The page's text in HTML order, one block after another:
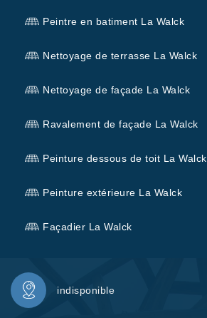
Peintre en batiment La Walck
Nettoyage de terrasse La Walck
Nettoyage de façade La Walck
Ravalement de façade La Walck
Peinture dessous de toit La Walck
Peinture extérieure La Walck
Façadier La Walck
indisponible